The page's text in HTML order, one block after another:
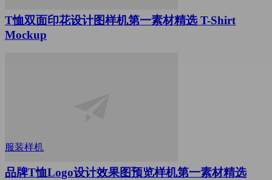
T恤双面印花设计图样机第一素材精选 T-Shirt
Mockup
服装样机
品牌T恤Logo设计效果图预览样机第一素材精选